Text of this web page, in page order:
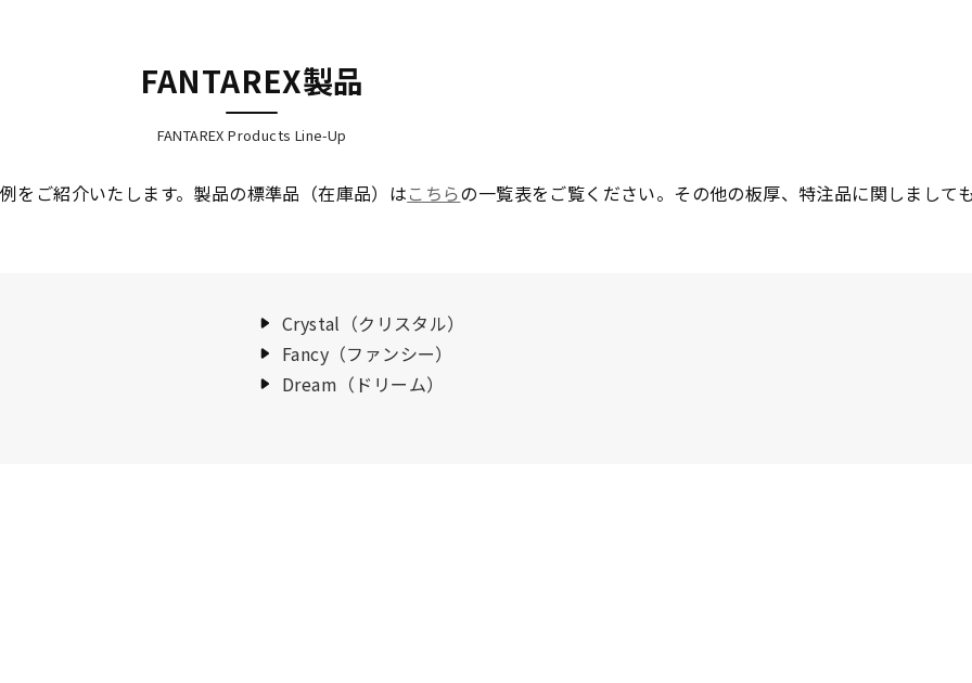
FANTAREX製品
FANTAREX Products Line-Up
をご紹介いたします。製品の標準品（在庫品）はこちらの一覧表をご覧ください。その他の板厚、特注品に関しまして
Crystal（クリスタル）
Fancy（ファンシー）
Dream（ドリーム）